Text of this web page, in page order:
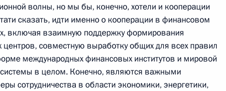
с командующими военными
область, полигон Донгуз
волны, но мы бы, конечно, хотели и кооперации
сказать, идти именно о кооперации в финансовом
включая взаимную поддержку формирования
совместную выработку общих для всех правил
международных финансовых институтов и мировой
в целом. Конечно, являются важными
сотрудничества в области экономики, энергетики,